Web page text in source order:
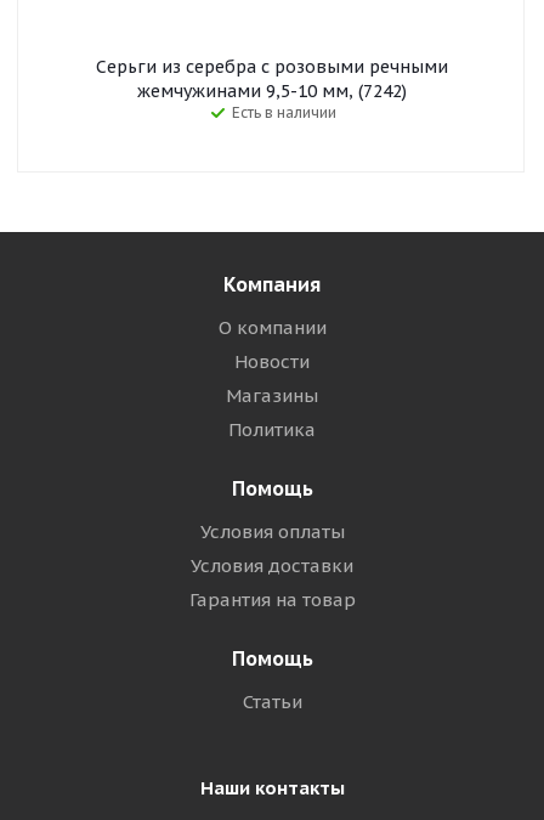
Серьги из серебра с розовыми речными
жемчужинами 9,5-10 мм, (7242)
Есть в наличии
Компания
О компании
Новости
Магазины
Политика
Помощь
Условия оплаты
Условия доставки
Гарантия на товар
Помощь
Статьи
Наши контакты